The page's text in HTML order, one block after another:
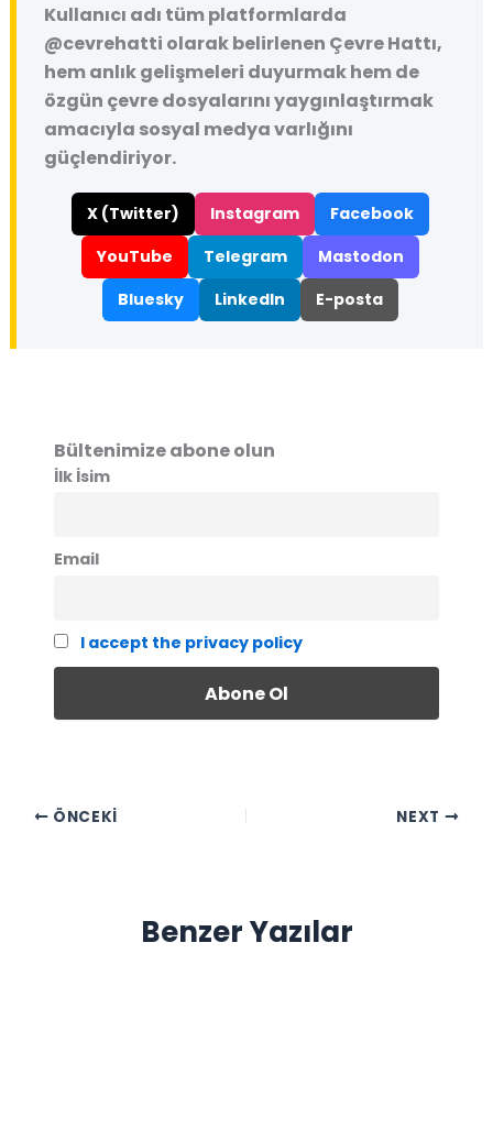
Kullanıcı adı tüm platformlarda
@cevrehatti olarak belirlenen Çevre Hattı,
hem anlık gelişmeleri duyurmak hem de
özgün çevre dosyalarını yaygınlaştırmak
amacıyla sosyal medya varlığını
güçlendiriyor.
X (Twitter) Instagram
Facebook
YouTube
Telegram
Mastodon
Bluesky
LinkedIn E-posta
Bültenimize abone olun
İlk İsim
Email
I accept the privacy policy
ÖNCEKI NEXT
Benzer Yazılar